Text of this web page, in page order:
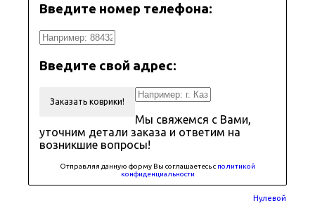
Нулевой
Введите номер телефона:
Введите свой адрес:
Заказать коврики!
Мы свяжемся с Вами,
уточним детали заказа и ответим на
возникшие вопросы!
Отправляя данную форму Вы соглашаетесь с политикой
конфиденциальности